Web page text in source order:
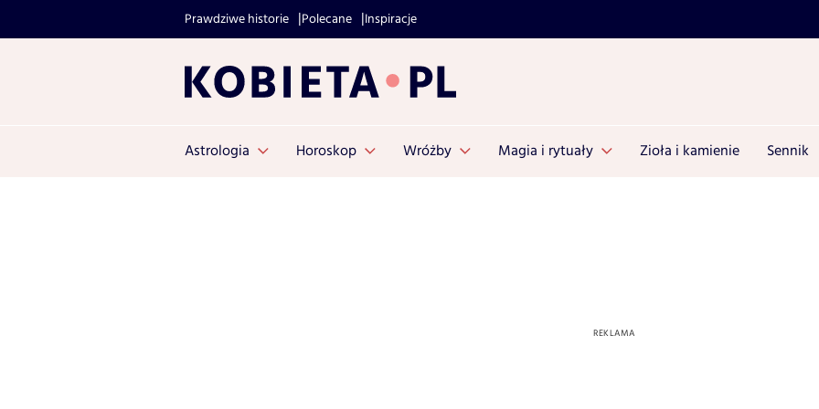
Prawdziwe historie Polecane Inspiracje
Astrologia Horoskop Wróżby Magia i rytuały Zioła i kamienie Sennik